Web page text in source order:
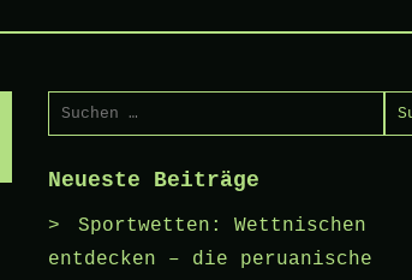
Suchen
nach:
Neueste Beiträge
Sportwetten: Wettnischen
entdecken – die peruanische